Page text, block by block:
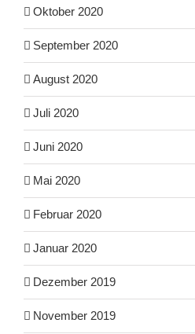
Oktober 2020
September 2020
August 2020
Juli 2020
Juni 2020
Mai 2020
Februar 2020
Januar 2020
Dezember 2019
November 2019